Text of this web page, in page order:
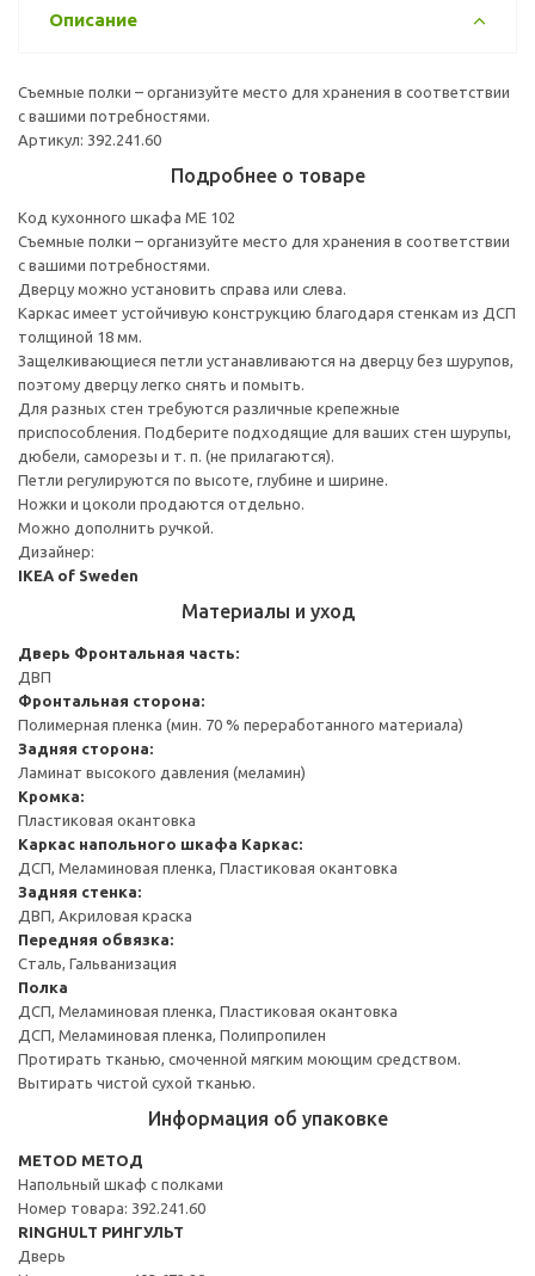
Описание
Съемные полки – организуйте место для хранения в соответствии
с вашими потребностями.
Артикул: 392.241.60
Подробнее о товаре
Код кухонного шкафа ME 102
Съемные полки – организуйте место для хранения в соответствии
с вашими потребностями.
Дверцу можно установить справа или слева.
Каркас имеет устойчивую конструкцию благодаря стенкам из ДСП
толщиной 18 мм.
Защелкивающиеся петли устанавливаются на дверцу без шурупов,
поэтому дверцу легко снять и помыть.
Для разных стен требуются различные крепежные
приспособления. Подберите подходящие для ваших стен шурупы,
дюбели, саморезы и т. п. (не прилагаются).
Петли регулируются по высоте, глубине и ширине.
Ножки и цоколи продаются отдельно.
Можно дополнить ручкой.
Дизайнер:
IKEA of Sweden
Материалы и уход
Дверь Фронтальная часть:
ДВП
Фронтальная сторона:
Полимерная пленка (мин. 70 % переработанного материала)
Задняя сторона:
Ламинат высокого давления (меламин)
Кромка:
Пластиковая окантовка
Каркас напольного шкафа Каркас:
ДСП, Меламиновая пленка, Пластиковая окантовка
Задняя стенка:
ДВП, Акриловая краска
Передняя обвязка:
Сталь, Гальванизация
Полка
ДСП, Меламиновая пленка, Пластиковая окантовка
ДСП, Меламиновая пленка, Полипропилен
Протирать тканью, смоченной мягким моющим средством.
Вытирать чистой сухой тканью.
Информация об упаковке
METOD МЕТОД
Напольный шкаф с полками
Номер товара: 392.241.60
RINGHULT РИНГУЛЬТ
Дверь